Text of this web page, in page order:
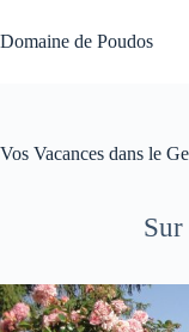
au
contenu
Domaine de Poudos
Vos Vacances dans le
Sur